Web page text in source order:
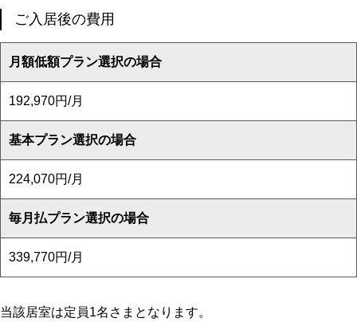
ご入居後の費用
月額低額プラン選択の場合
192,970円/月
基本プラン選択の場合
224,070円/月
毎月払プラン選択の場合
339,770円/月
当該居室は定員1名さまとなります。